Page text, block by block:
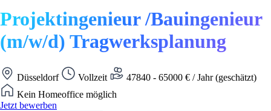
Projektingenieur /Bauingenieur
(m/w/d) Tragwerksplanung
Düsseldorf Vollzeit
47840 - 65000 € / Jahr (geschätzt)
Kein Homeoffice möglich
Jetzt bewerben